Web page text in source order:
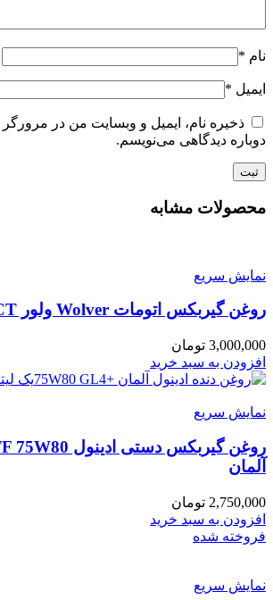
نام *
ایمیل *
ذخیره نام، ایمیل و وبسایت من در
دوباره دیدگاهی می‌نویسم.
محصولات مشابه
نمایش سریع
روغن گیربکس اتومات Wolver ولور ATF DSG/DCT
3,000,000 تومان
افزودن به سبد خرید
نمایش سریع
آلمان
2,750,000 تومان
افزودن به سبد خرید
فروخته شده
نمایش سریع